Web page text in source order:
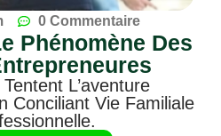
0 Commentaire
Phénomène Des
L’aventure
Conciliant Vie Familiale